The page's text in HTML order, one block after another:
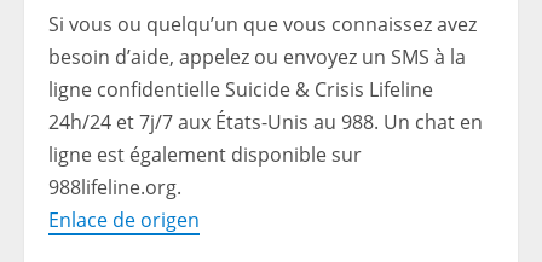
Si vous ou quelqu’un que vous connaissez avez
besoin d’aide, appelez ou envoyez un SMS à la
ligne confidentielle Suicide & Crisis Lifeline
24h/24 et 7j/7 aux États-Unis au 988. Un chat en
ligne est également disponible sur
988lifeline.org.
Enlace de origen